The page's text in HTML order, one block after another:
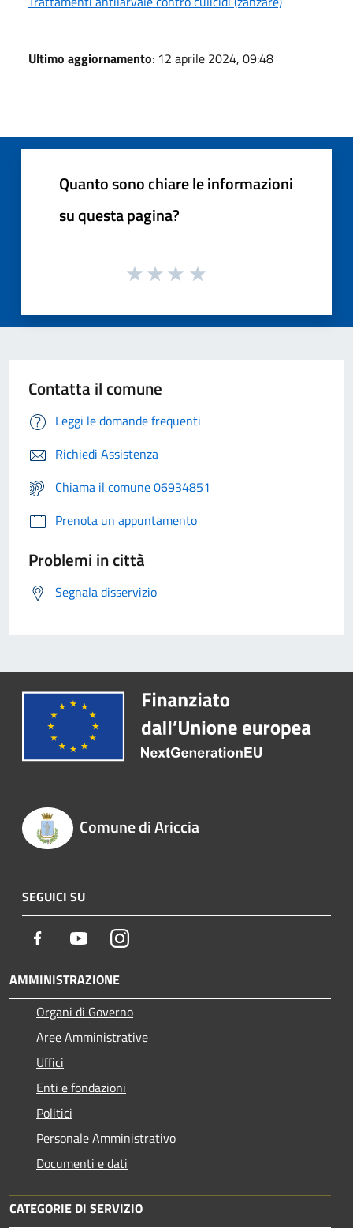
Ultimo aggiornamento: 12 aprile 2024, 09:48
Quanto sono chiare le informazioni
su questa pagina?
Contatta il comune
Leggi le domande frequenti
Richiedi Assistenza
Chiama il comune 06934851
Prenota un appuntamento
Problemi in città
Segnala disservizio
Comune di Ariccia
SEGUICI SU
Facebook YoutubeInstagram
AMMINISTRAZIONE
Organi di Governo
Aree Amministrative
Uffici
Enti e fondazioni
Politici
Personale Amministrativo
Documenti e dati
CATEGORIE DI SERVIZIO